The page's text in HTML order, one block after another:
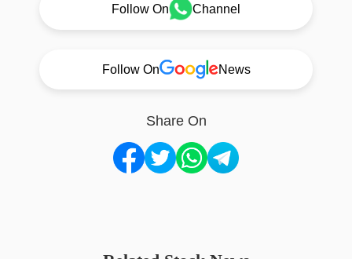
Follow On Channel
Follow On News
Share On